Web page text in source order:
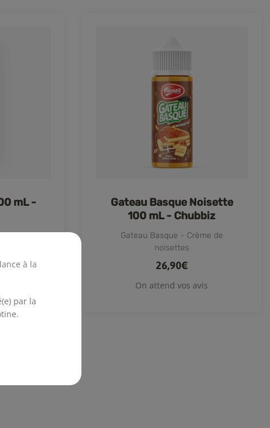
à la
par la
mL -
Gateau Basque Noisette
100 mL - Chubbiz
Gateau Basque - Crème de
noisettes
26,90€
On attend vos avis